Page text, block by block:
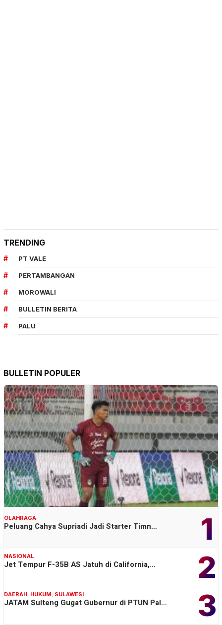
TRENDING
PT VALE
PERTAMBANGAN
MOROWALI
BULLETIN BERITA
PALU
BULLETIN POPULER
1
OLAHRAGA
Peluang Cahya Supriadi Jadi Starter Timn…
2
NASIONAL
Jet Tempur F-35B AS Jatuh di California,…
3
DAERAH, HUKUM, SULAWESI
JATAM Sulteng Gugat Gubernur di PTUN Pal…